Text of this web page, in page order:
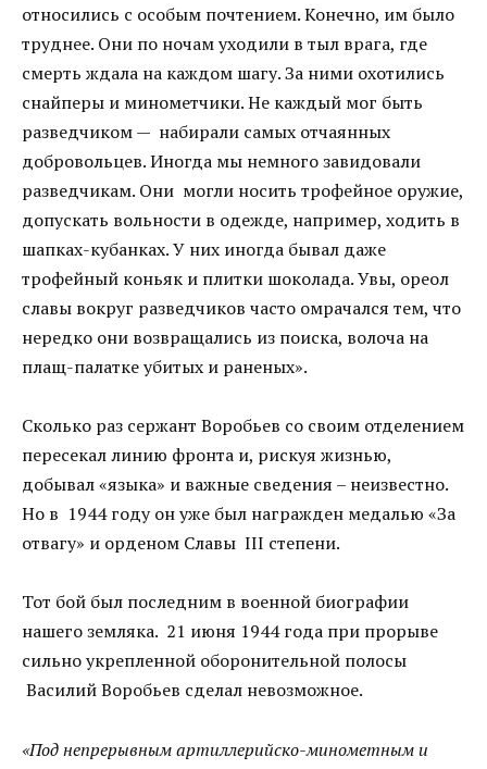
относились с особым почтением. Конечно, им было
труднее. Они по ночам уходили в тыл врага, где
смерть ждала на каждом шагу. За ними охотились
снайперы и минометчики. Не каждый мог быть
разведчиком — набирали самых отчаянных
добровольцев. Иногда мы немного завидовали
разведчикам. Они могли носить трофейное оружие,
допускать вольности в одежде, например, ходить в
шапках-кубанках. У них иногда бывал даже
трофейный коньяк и плитки шоколада. Увы, ореол
славы вокруг разведчиков часто омрачался тем, что
нередко они возвращались из поиска, волоча на
плащ-палатке убитых и раненых».
Сколько раз сержант Воробьев со своим отделением
пересекал линию фронта и, рискуя жизнью,
добывал «языка» и важные сведения – неизвестно.
Но в 1944 году он уже был награжден медалью «За
отвагу» и орденом Славы III степени.
Тот бой был последним в военной биографии
нашего земляка. 21 июня 1944 года при прорыве
сильно укрепленной оборонительной полосы
Василий Воробьев сделал невозможное.
«Под непрерывным артиллерийско-минометным и